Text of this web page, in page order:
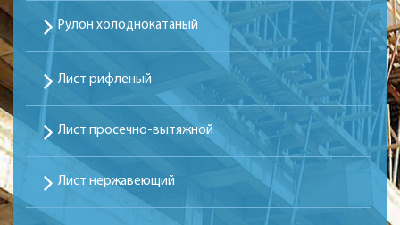
Рулон холоднокатаный
Лист рифленый
Лист просечно-вытяжной
Лист нержавеющий